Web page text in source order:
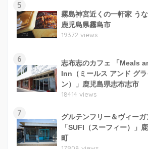
5
霧島神宮近くの一軒家 う
鹿児島県霧島市
19372 views
6
志布志のカフェ 「Meals
Inn（ミールス アンド グ
ン）」鹿児島県志布志市
18414 views
7
グルテンフリー＆ヴィー
「SUFI（スーフィー）」
町